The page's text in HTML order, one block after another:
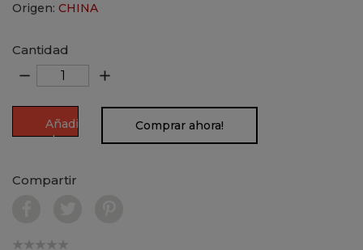
Origen: CHINA
Cantidad
remove add
Añadir
al
Comprar ahora!
Compartir